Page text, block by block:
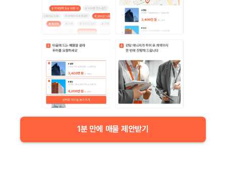
1분 만에 매물 제안받기